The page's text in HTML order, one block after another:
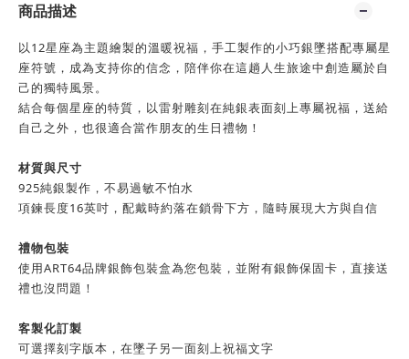
商品描述
以12星座為主題繪製的溫暖祝福，手工製作的小巧銀墜搭配專屬星
座符號，成為支持你的信念，陪伴你在這趟人生旅途中創造屬於自
己的獨特風景。
結合每個星座的特質，以雷射雕刻在純銀表面刻上專屬祝福，送給
自己之外，也很適合當作朋友的生日禮物！
材質與尺寸
925純銀製作，不易過敏不怕水
項鍊長度16英吋，配戴時約落在鎖骨下方，隨時展現大方與自信
禮物包裝
使用ART64品牌銀飾包裝盒為您包裝，並附有銀飾保固卡，直接送
禮也沒問題！
客製化訂製
可選擇刻字版本，在墜子另一面刻上祝福文字